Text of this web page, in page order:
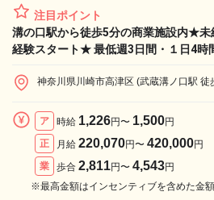
注目ポイント
溝の口駅から徒歩5分の商業施設内★未
経験スタート★ 最低週3日間・１日4時
神奈川県川崎市高津区 (武蔵溝ノ口駅 徒
ア 時給 1,226円〜 1,500円
正
月給 220,070円〜 420,000円
業
歩合 2,811円〜 4,543円
※最高金額はインセンティブを含めた金